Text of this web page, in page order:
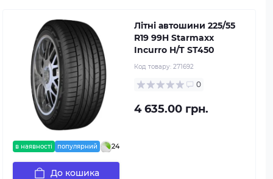
в наявності популярний 24
Літні автошини 225/55
R19 99H Starmaxx
Incurro H/T ST450
Код товару: 271692
0
4 635.00 грн.
До кошика